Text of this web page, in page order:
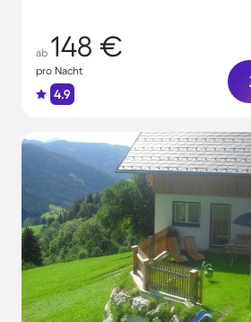
ab 148 €
pro Nacht
4.9